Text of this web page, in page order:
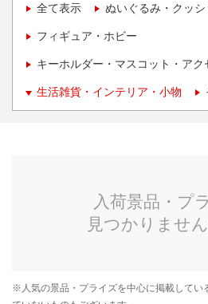
全て表示 ぬいぐるみ・クッシ
フィギュア・ホビー
キーホルダー・マスコット・アク
生活雑貨・インテリア・小物